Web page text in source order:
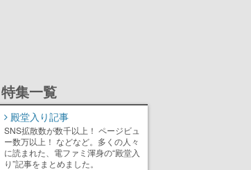
集一覧
殿堂入り記事
SNS拡散数が数千以上！ ページビュ
ー数万以上！ などなど。多くの人々
に読まれた、電ファミ渾身の“殿堂入
り”記事をまとめました。